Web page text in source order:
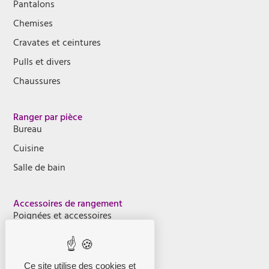
Pantalons
Chemises
Cravates et ceintures
Pulls et divers
Chaussures
Ranger par pièce
Bureau
Cuisine
Salle de bain
Accessoires de rangement
Poignées et accessoires
Accessoires Kuba Vin
Kits et accessoires pour vantaux
Ce site utilise des cookies et